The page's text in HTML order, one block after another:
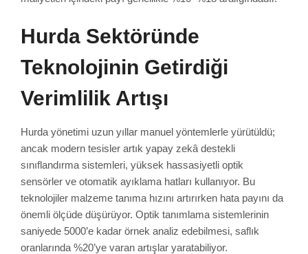
Hurda Sektöründe
Teknolojinin Getirdiği
Verimlilik Artışı
Hurda yönetimi uzun yıllar manuel yöntemlerle yürütüldü;
ancak modern tesisler artık yapay zekâ destekli
sınıflandırma sistemleri, yüksek hassasiyetli optik
sensörler ve otomatik ayıklama hatları kullanıyor. Bu
teknolojiler malzeme tanıma hızını artırırken hata payını da
önemli ölçüde düşürüyor. Optik tanımlama sistemlerinin
saniyede 5000’e kadar örnek analiz edebilmesi, saflık
oranlarında %20’ye varan artışlar yaratabiliyor.